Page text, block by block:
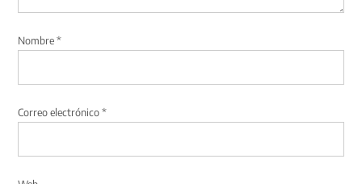
Nombre*
Correo electrónico*